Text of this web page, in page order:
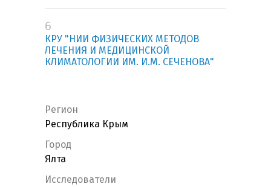
6
КРУ "НИИ ФИЗИЧЕСКИХ МЕТОДОВ
ЛЕЧЕНИЯ И МЕДИЦИНСКОЙ
КЛИМАТОЛОГИИ ИМ. И.М. СЕЧЕНОВА"
Регион
Республика Крым
Город
Ялта
Исследователи